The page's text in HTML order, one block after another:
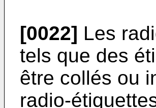
[0022] Les
tels que des
être collés ou
radio-